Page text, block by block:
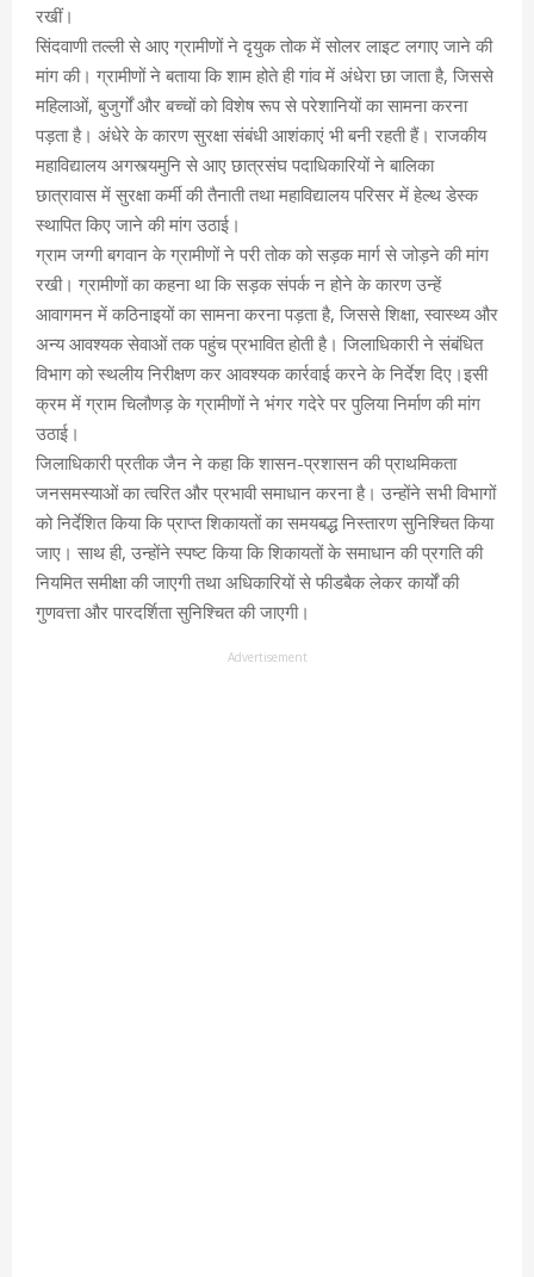
रखीं।
सिंदवाणी तल्ली से आए ग्रामीणों ने दृयुक तोक में सोलर लाइट लगाए जाने की
मांग की। ग्रामीणों ने बताया कि शाम होते ही गांव में अंधेरा छा जाता है, जिससे
महिलाओं, बुजुर्गों और बच्चों को विशेष रूप से परेशानियों का सामना करना
पड़ता है। अंधेरे के कारण सुरक्षा संबंधी आशंकाएं भी बनी रहती हैं। राजकीय
महाविद्यालय अगस्त्यमुनि से आए छात्रसंघ पदाधिकारियों ने बालिका
छात्रावास में सुरक्षा कर्मी की तैनाती तथा महाविद्यालय परिसर में हेल्थ डेस्क
स्थापित किए जाने की मांग उठाई।
ग्राम जग्गी बगवान के ग्रामीणों ने परी तोक को सड़क मार्ग से जोड़ने की मांग
रखी। ग्रामीणों का कहना था कि सड़क संपर्क न होने के कारण उन्हें
आवागमन में कठिनाइयों का सामना करना पड़ता है, जिससे शिक्षा, स्वास्थ्य और
अन्य आवश्यक सेवाओं तक पहुंच प्रभावित होती है। जिलाधिकारी ने संबंधित
विभाग को स्थलीय निरीक्षण कर आवश्यक कार्रवाई करने के निर्देश दिए।इसी
क्रम में ग्राम चिलौणड़ के ग्रामीणों ने भंगर गदेरे पर पुलिया निर्माण की मांग
उठाई।
जिलाधिकारी प्रतीक जैन ने कहा कि शासन-प्रशासन की प्राथमिकता
जनसमस्याओं का त्वरित और प्रभावी समाधान करना है। उन्होंने सभी विभागों
को निर्देशित किया कि प्राप्त शिकायतों का समयबद्ध निस्तारण सुनिश्चित किया
जाए। साथ ही, उन्होंने स्पष्ट किया कि शिकायतों के समाधान की प्रगति की
नियमित समीक्षा की जाएगी तथा अधिकारियों से फीडबैक लेकर कार्यों की
गुणवत्ता और पारदर्शिता सुनिश्चित की जाएगी।
Advertisement